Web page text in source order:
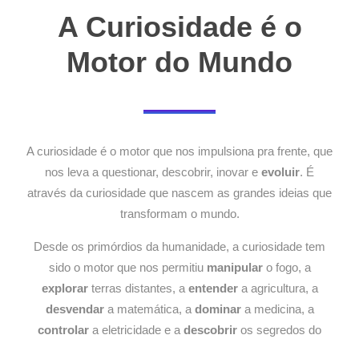
A Curiosidade é o
Motor do Mundo
A curiosidade é o motor que nos impulsiona pra frente, que
nos leva a questionar, descobrir, inovar e evoluir. É
através da curiosidade que nascem as grandes ideias que
transformam o mundo.
Desde os primórdios da humanidade, a curiosidade tem
sido o motor que nos permitiu manipularo fogo, a
explorarterras distantes, aentendera agricultura, a
desvendara matemática, adominara medicina, a
controlar a eletricidade e adescobrir os segredos do